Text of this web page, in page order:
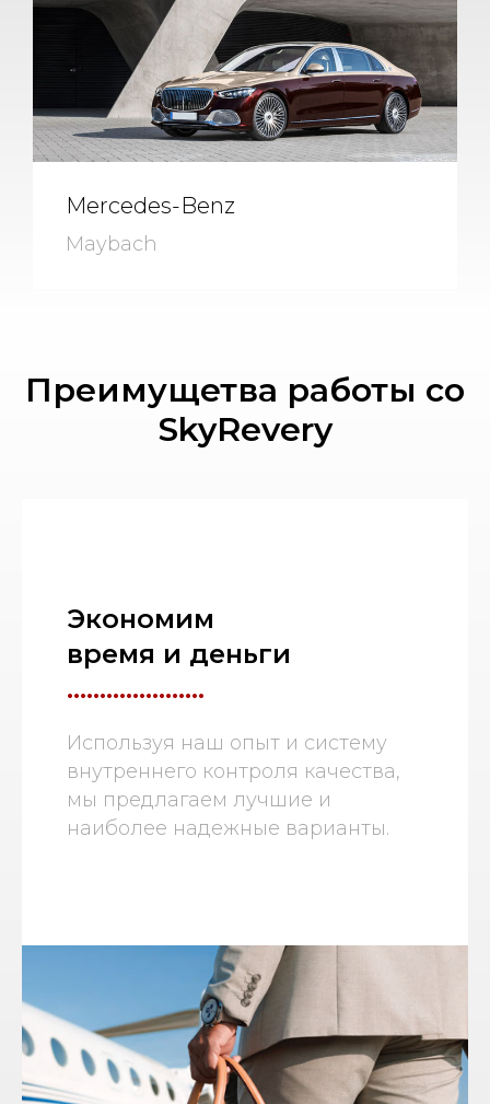
Mercedes-Benz
Maybach
Преимущетва работы со
SkyRevery
Экономим
время и деньги
.....................
Используя наш опыт и систему
внутреннего контроля качества,
мы предлагаем лучшие и
наиболее надежные варианты.